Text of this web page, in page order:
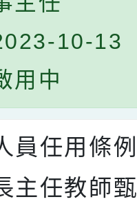
10-13
用中
員任用條
主任教師